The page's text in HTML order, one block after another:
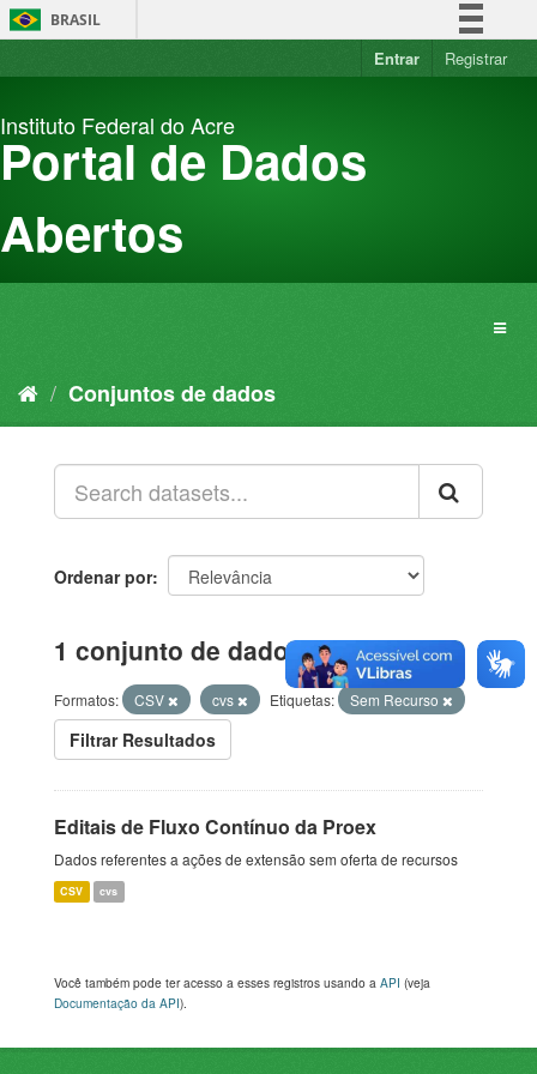
Pular
para
BRASIL
Simplifique!
Acesso à informação
Entrar Registrar
Instituto Federal do Acre
Portal de Dados
Abertos
Conjuntos de dados
Ordenar por
1 conjunto de dados encontrado
Formatos: CSV cvs Etiquetas: Sem Recurso
Filtrar Resultados
Editais de Fluxo Contínuo da Proex
Dados referentes a ações de extensão sem oferta de recursos
CSV cvs
Você também pode ter acesso a esses registros usando a API (veja
Documentação da API).